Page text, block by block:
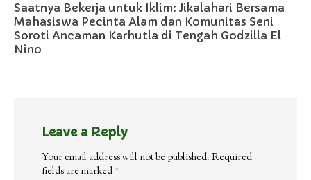
Saatnya Bekerja untuk Iklim: Jikalahari Bersama
Mahasiswa Pecinta Alam dan Komunitas Seni
Soroti Ancaman Karhutla di Tengah Godzilla El
Nino
Leave a Reply
Your email address will not be published. Required
fields are marked *